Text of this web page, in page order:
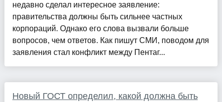
недавно сделал интересное заявление:
правительства должны быть сильнее частных
корпораций. Однако его слова вызвали больше
вопросов, чем ответов. Как пишут СМИ, поводом для
заявления стал конфликт между Пентаг...
Новый ГОСТ определил, какой должна быть